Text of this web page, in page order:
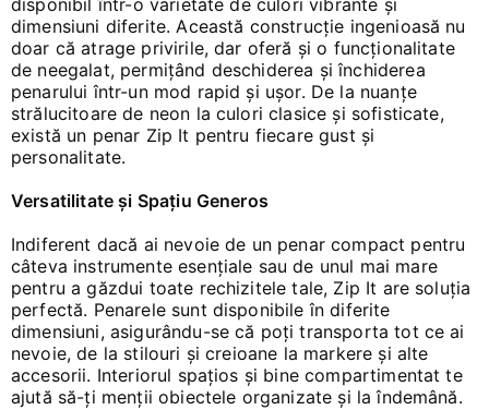
disponibil într-o varietate de culori vibrante și
dimensiuni diferite. Această construcție ingenioasă nu
doar că atrage privirile, dar oferă și o funcționalitate
de neegalat, permițând deschiderea și închiderea
penarului într-un mod rapid și ușor. De la nuanțe
strălucitoare de neon la culori clasice și sofisticate,
există un penar Zip It pentru fiecare gust și
personalitate.
Versatilitate și Spațiu Generos
Indiferent dacă ai nevoie de un penar compact pentru
câteva instrumente esențiale sau de unul mai mare
pentru a găzdui toate rechizitele tale, Zip It are soluția
perfectă. Penarele sunt disponibile în diferite
dimensiuni, asigurându-se că poți transporta tot ce ai
nevoie, de la stilouri și creioane la markere și alte
accesorii. Interiorul spațios și bine compartimentat te
ajută să-ți menții obiectele organizate și la îndemână.